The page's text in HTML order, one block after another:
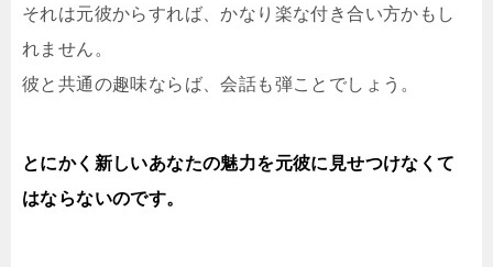
それは元彼からすれば、かなり楽な付き合い方かもし
れません。
彼と共通の趣味ならば、会話も弾ことでしょう。
とにかく新しいあなたの魅力を元彼に見せつけなくて
はならないのです。